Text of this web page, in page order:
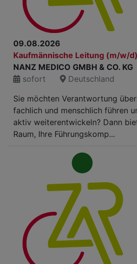
09.08.2026
Kaufmännische Leitung (m/w/d)
NANZ MEDICO GMBH & CO. KG
sofort
Deutschland
Sie möchten Verantwortung
fachlich und menschlich führen
aktiv weiterentwickeln? Dann
Raum, Ihre Führungskomp...